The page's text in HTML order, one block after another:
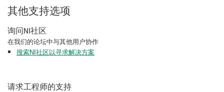
其他支持选项
询问NI社区
在我们的论坛中与其他用户协作
搜索NI社区以寻求解决方案
请求工程师的支持